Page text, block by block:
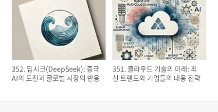
352. 딥시크(DeepSeek): 중국
AI의 도전과 글로벌 시장의 반응
351. 클라우드 기술의 미래: 최
신 트렌드와 기업들의 대응 전략